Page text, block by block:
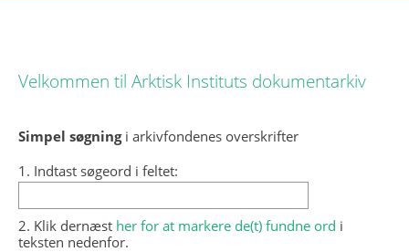
Velkommen til Arktisk Instituts dokumentarkiv
Simpel søgningi arkivfondenes overskrifter
1. Indtast søgeord i feltet:
2. Klik dernæst her for at markere de(t) fundne ord i
teksten nedenfor.